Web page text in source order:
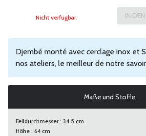
Nicht verfügbar.
Djembé monté avec cerclage inox et
nos ateliers, le meilleur de notre
Maße und Stoffe
Felldurchmesser : 34,5 cm
Höhe : 64 cm